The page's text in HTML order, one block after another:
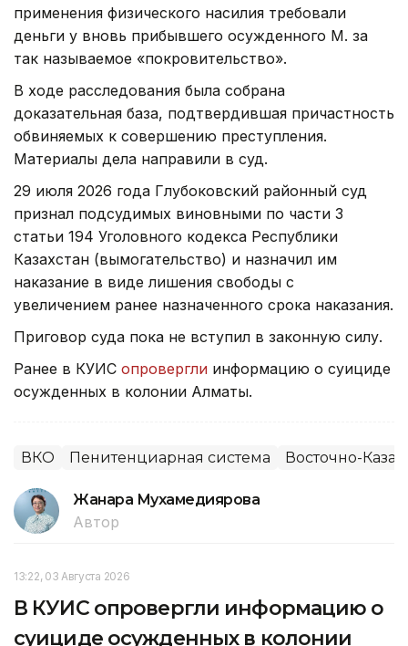
применения физического насилия требовали
деньги у вновь прибывшего осужденного М. за
так называемое «покровительство».
В ходе расследования была собрана
доказательная база, подтвердившая причастность
обвиняемых к совершению преступления.
Материалы дела направили в суд.
29 июля 2026 года Глубоковский районный суд
признал подсудимых виновными по части 3
статьи 194 Уголовного кодекса Республики
Казахстан (вымогательство) и назначил им
наказание в виде лишения свободы с
увеличением ранее назначенного срока наказания.
Приговор суда пока не вступил в законную силу.
Ранее в КУИС опровергли информацию о суициде
осужденных в колонии Алматы.
ВКО Пенитенциарная система Восточно-
Жанара Мухамедиярова
Автор
13:22, 03 Августа 2026
В КУИС опровергли информацию о
суициде осужденных в колонии